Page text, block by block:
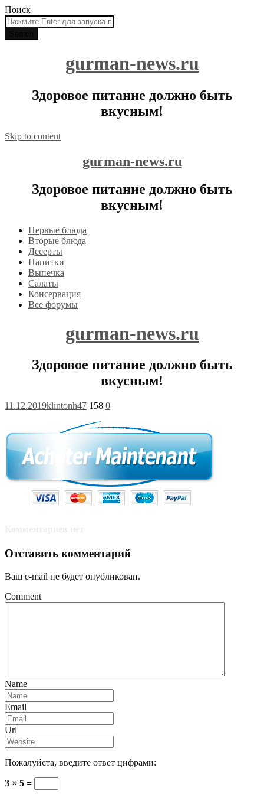
Поиск
gurman-news.ru
Здоровое питание должно быть
вкусным!
Skip to content
gurman-news.ru
Здоровое питание должно быть
вкусным!
Первые блюда
Вторые блюда
Десерты
Напитки
Выпечка
Салаты
Консервация
Все форумы
gurman-news.ru
Здоровое питание должно быть
вкусным!
11.12.2019klintonh47 158 0
Отставить комментарий
Ваш e-mail не будет опубликован.
Comment
Name
Email
Url
Пожалуйста, введите ответ цифрами:
3 × 5 =